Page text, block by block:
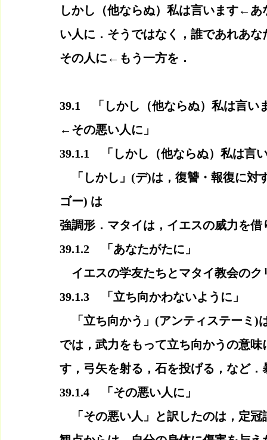
しかし（他ならぬ）私は言います←
い人に．そうではなく，誰であれあ
その人に←もう一方を．
39.1　「しかし（他ならぬ）私は言
←その悪い人に」
39.1.1　「しかし（他ならぬ）私は言
「しかし」(デ)は，復讐・報復に対
ゴー) は
強調形．マタイは，イエスの威力を
39.1.2　「あなたがたに」
イエスの学友たちとマタイ教会のク
39.1.3　「立ち向かわないように」
「立ち向かう」(アンティステーミ)
では，武力をもって立ち向かうの意
す，弓矢を射る，石を投げる，など
39.1.4　「その悪い人に」
「その悪い人」と訳したのは，定冠